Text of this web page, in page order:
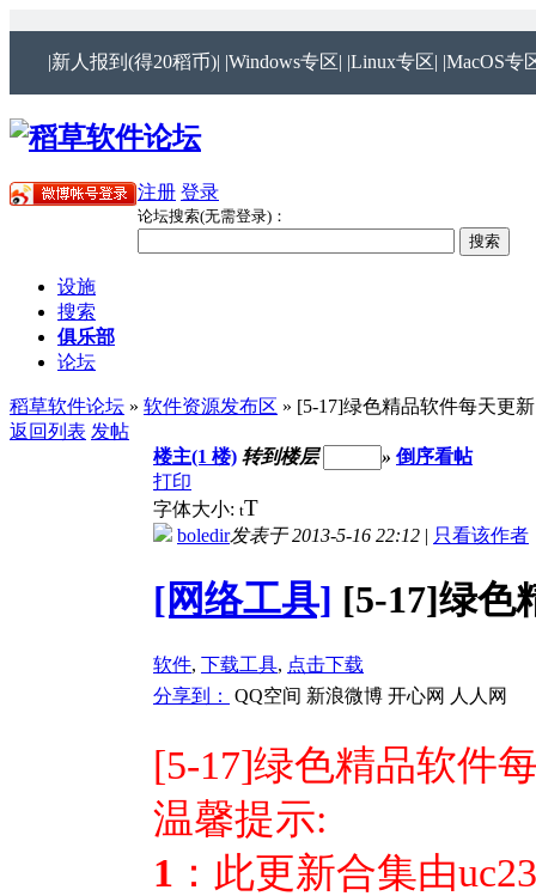
|新人报到(得20稻币)| |Windows专区| |Linux专区| |MacOS专
注册 登录
论坛搜索(无需登录)：
设施
搜索
俱乐部
论坛
稻草软件论坛 » 软件资源发布区 » [5-17]绿色精品软件每天更
返回列表 发帖
楼主(1 楼) 转到楼层 » 倒序看帖
打印
字体大小: tT
boledir发表于 2013-5-16 22:12 | 只看该作者
[网络工具] [5-17]绿色
软件, 下载工具, 点击下载
分享到：
QQ空间 新浪微博 开心网 人人网
[5-17]绿色精品软件
温馨提示:
1 ：此更新合集由